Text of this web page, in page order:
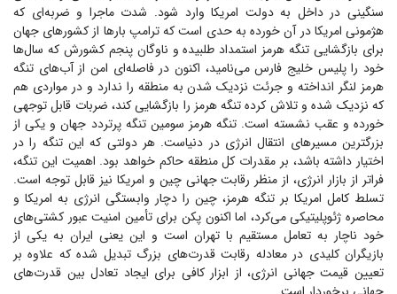
سنگینی در داخل به دولت امریکا وارد شود. شدت ماجرا و ضربه‌ای که
هژمونی امریکا در آن خورده به حدی است که ترامپ بار‌ها از کشور‌های جهان
برای بازگشایی تنگه هرمز استمداد طلبیده و ناوگان پنجم کشورش که سال‌ها
خود را پلیس خلیج فارس می‌نامید، اکنون در فاصله‌ای امن از آب‌های تنگه
هرمز لنگر انداخته و جرئت نزدیک شدن به منطقه را ندارد و در مواردی هم
که نزدیک شده و تلاش کرده تنگه هرمز را بازگشایی کند، ضربات قابل توجهی
خورده و عقب نشسته است. تنگه هرمز سومین تنگه پرتردد جهان و یکی از
بزرگترین مسیر‌های انتقال انرژی در دنیاست. هر دولتی که این تنگه را در
اختیار داشته باشد، بر مقدرات کل منطقه حاکم خواهد بود. اهمیت این تنگه،
فراتر از بازار انرژی، از منظر رقابت جهانی چین و امریکا نیز قابل توجه است.
تسلط کامل امریکا بر تنگه هرمز، چین را دچار وابستگی انرژی به امریکا و
محاصره ژئوپلیتیکی می‌کرد، اما اکنون پکن برای تأمین امنیت عبور کشتی‌های
خود ناچار به تعامل مستقیم با تهران است و این یعنی ایران به یکی از
بازیگران کلیدی در معادله رقابت قدرت‌های بزرگ تبدیل شده که علاوه بر
تعیین قیمت جهانی انرژی، از ابزار کافی برای ایجاد تعادل بین قدرت‌های